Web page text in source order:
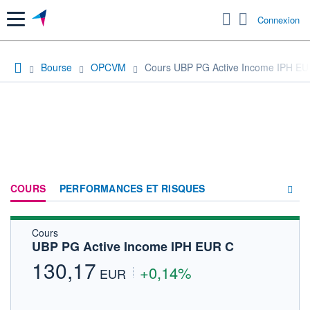
Menu Connexion
Bourse OPCVM Cours UBP PG Active Income IPH
COURS PERFORMANCES ET RISQUES
FORUM
Cours
UBP PG Active Income IPH EUR C
130,17 EUR +0,14%